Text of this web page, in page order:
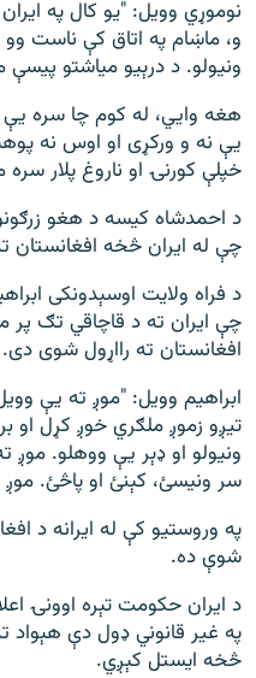
نوموړي وویل: "یو کال په
و، ماښام په اتاق کې ناست
ونیولو. د درېیو میاشتو
هغه وايي، له کوم چا سره یې
یې نه و ورکړی او اوس نه
خپلې کورنۍ او ناروغ پلار
د احمدشاه کیسه د هغو
چې له ایران څخه افغانستان
چې ایران ته د قاچاقي تګ پر
افغانستان ته رااړول شوی دی.
ابراهیم وویل: "موږ ته یې
تيږو زموږ ملګري خوږ کړل او
ونیولو او ډېر یې ووهلو.
سر ونیسئ، کېنئ او پاڅئ.
په وروستیو کې له ایرانه د
شوې ده.
د ایران حکومت تېره اوونۍ
په غیر قانوني ډول دې هېواد
څخه ایستل کېږي.